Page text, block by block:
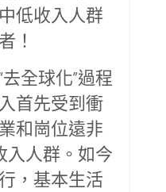
低收入人群
！
全球化”過程
首先受到衝
和崗位遠非
入人群。如今
，基本生活